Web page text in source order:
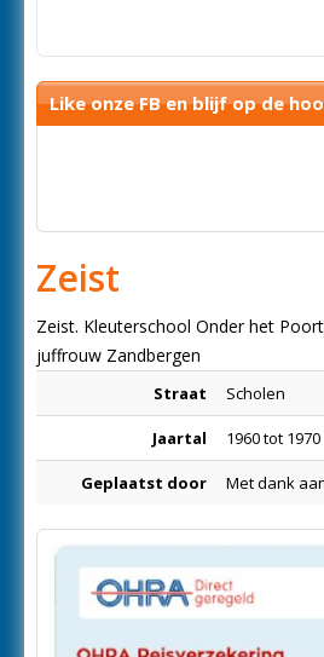
Like onze FB en blijf op de
Zeist
Zeist. Kleuterschool Onder het
juffrouw Zandbergen
Straat Scholen
Jaartal 1960 tot 1970
Geplaatst door Met dank